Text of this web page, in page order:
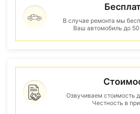
В случае ремонта мы
Ваш автомобиль до
Озвучиваем стоимость
Честность в